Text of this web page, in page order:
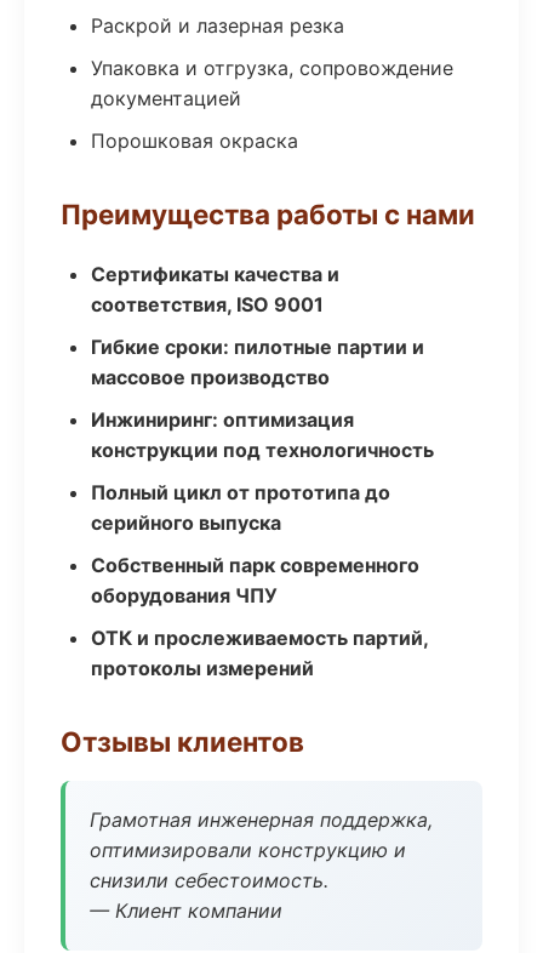
Раскрой и лазерная резка
Упаковка и отгрузка, сопровождение
документацией
Порошковая окраска
Преимущества работы с нами
Сертификаты качества и
соответствия, ISO 9001
Гибкие сроки: пилотные партии и
массовое производство
Инжиниринг: оптимизация
конструкции под технологичность
Полный цикл от прототипа до
серийного выпуска
Собственный парк современного
оборудования ЧПУ
ОТК и прослеживаемость партий,
протоколы измерений
Отзывы клиентов
Грамотная инженерная поддержка,
оптимизировали конструкцию и
снизили себестоимость.
— Клиент компании